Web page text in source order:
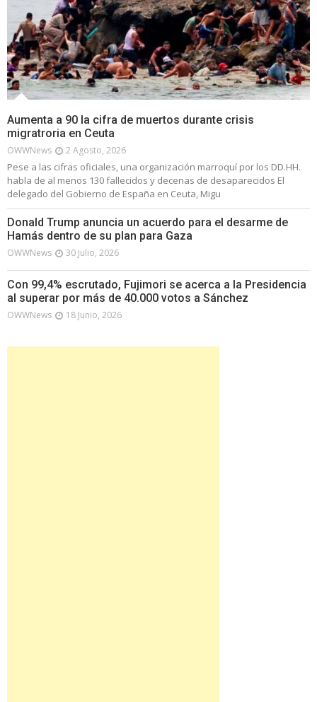
Aumenta a 90 la cifra de muertos durante crisis
migratroria en Ceuta
OWWNews 2 Agosto, 2026
Pese a las cifras oficiales, una organización marroquí por los DD.HH.
habla de al menos 130 fallecidos y decenas de desaparecidos El
delegado del Gobierno de España en Ceuta, Migu
Donald Trump anuncia un acuerdo para el desarme de
Hamás dentro de su plan para Gaza
OWWNews 30 Julio, 2026
Con 99,4% escrutado, Fujimori se acerca a la Presidencia
al superar por más de 40.000 votos a Sánchez
OWWNews 18 Junio, 2026